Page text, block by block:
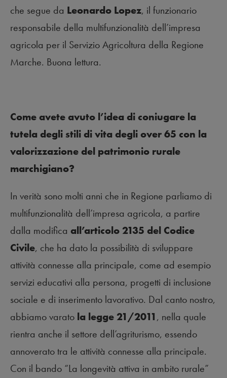
che segue da Leonardo Lopez, il funzionario
responsabile della multifunzionalità dell’impresa
agricola per il Servizio Agricoltura della Regione
Marche. Buona lettura.
Come avete avuto l’idea di coniugare la
tutela degli stili di vita degli over 65 con la
valorizzazione del patrimonio rurale
marchigiano?
In verità sono molti anni che in Regione parliamo di
multifunzionalità dell’impresa agricola, a partire
dalla modifica all’articolo 2135 del Codice
Civile, che ha dato la possibilità di sviluppare
attività connesse alla principale, come ad esempio
servizi educativi alla persona, progetti di inclusione
sociale e di inserimento lavorativo. Dal canto nostro,
abbiamo varato la legge 21/2011, nella quale
rientra anche il settore dell’agriturismo, essendo
annoverato tra le attività connesse alla principale.
Con il bando “La longevità attiva in ambito rurale”